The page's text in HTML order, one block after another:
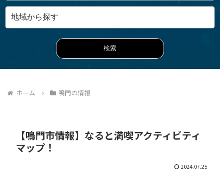
ホーム 鳴門の情報
【鳴門市情報】なると満喫アクティビティ
マップ！
2024.07.25